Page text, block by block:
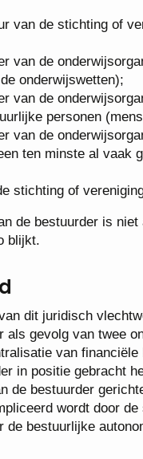
van de stichting of
van de
onderwijswetten);
van de
personen
van de
ten minste al vaak
stichting of
de bestuurder is
blijkt.
dit juridisch
als gevolg van twee
van
in positie gebracht
de bestuurder
wordt door
de bestuurlijke